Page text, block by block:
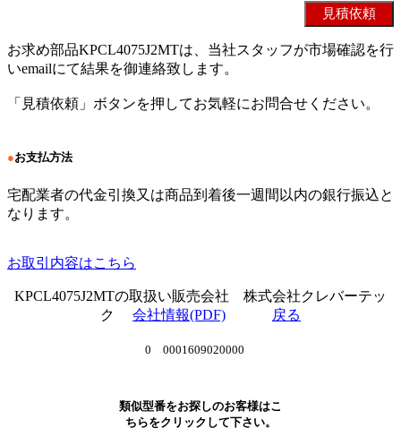
お求め部品KPCL4075J2MTは、当社スタッフが市場確認を行
いemailにて結果を御連絡致します。
「見積依頼」ボタンを押してお気軽にお問合せください。
●お支払方法
宅配業者の代金引換又は商品到着後一週間以内の銀行振込と
なります。
お取引内容はこちら
KPCL4075J2MTの取扱い販売会社 株式会社クレバーテッ
ク 会社情報(PDF) 戻る
0 0001609020000
類似型番をお探しのお客様はこ
ちらをクリックして下さい。